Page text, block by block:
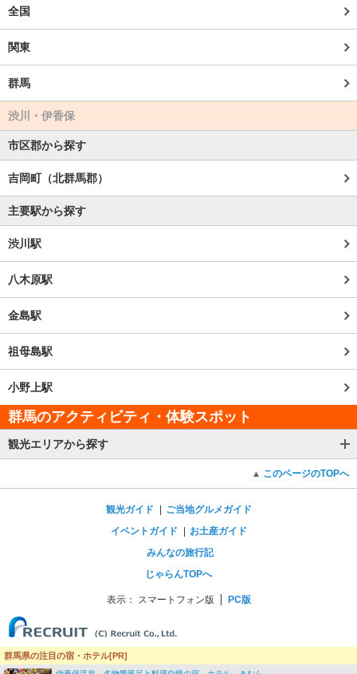
全国
関東
群馬
渋川・伊香保
市区郡から探す
吉岡町（北群馬郡）
主要駅から探す
渋川駅
八木原駅
金島駅
祖母島駅
小野上駅
群馬のアクティビティ・体験スポット
観光エリアから探す
このページのTOPへ
観光ガイド
ご当地グルメガイド
イベントガイド
お土産ガイド
みんなの旅行記
じゃらんTOPへ
表示： スマートフォン版 PC版
群馬県の注目の宿・ホテル[PR]